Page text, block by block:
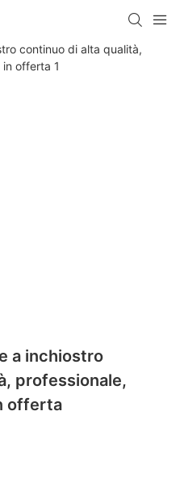
a inchiostro
professionale,
offerta